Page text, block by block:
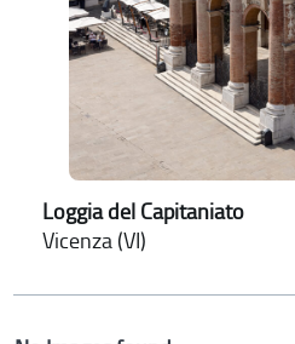
Loggia del Capitaniato
Vicenza (VI)